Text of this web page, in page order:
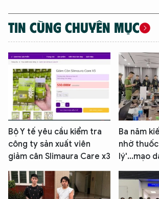
TIN CÙNG CHUYÊN MỤC
Bộ Y tế yêu cầu kiểm tra
công ty sản xuất viên
giảm cân Slimaura Care x3
Ba năm
nhờ
lý'...mạo